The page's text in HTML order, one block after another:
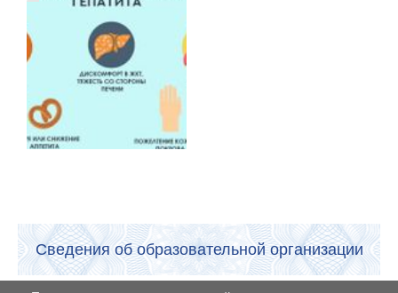
Сведения об образовательной организации